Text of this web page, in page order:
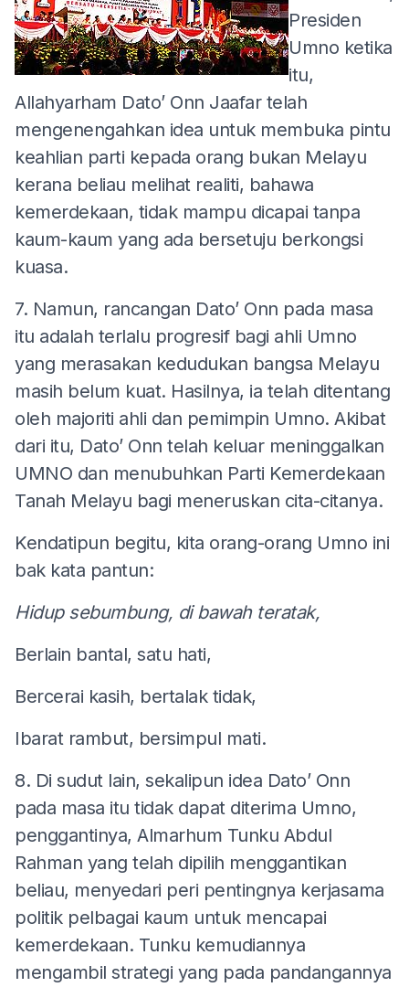
Presiden
Umno ketika
itu,
Allahyarham Dato’ Onn Jaafar telah
mengenengahkan idea untuk membuka pintu
keahlian parti kepada orang bukan Melayu
kerana beliau melihat realiti, bahawa
kemerdekaan, tidak mampu dicapai tanpa
kaum-kaum yang ada bersetuju berkongsi
kuasa.
7. Namun, rancangan Dato’ Onn pada masa
itu adalah terlalu progresif bagi ahli Umno
yang merasakan kedudukan bangsa Melayu
masih belum kuat. Hasilnya, ia telah ditentang
oleh majoriti ahli dan pemimpin Umno. Akibat
dari itu, Dato’ Onn telah keluar meninggalkan
UMNO dan menubuhkan Parti Kemerdekaan
Tanah Melayu bagi meneruskan cita-citanya.
Kendatipun begitu, kita orang-orang Umno ini
bak kata pantun:
Hidup sebumbung, di bawah teratak,
Berlain bantal, satu hati,
Bercerai kasih, bertalak tidak,
Ibarat rambut, bersimpul mati.
8. Di sudut lain, sekalipun idea Dato’ Onn
pada masa itu tidak dapat diterima Umno,
penggantinya, Almarhum Tunku Abdul
Rahman yang telah dipilih menggantikan
beliau, menyedari peri pentingnya kerjasama
politik pelbagai kaum untuk mencapai
kemerdekaan. Tunku kemudiannya
mengambil strategi yang pada pandangannya